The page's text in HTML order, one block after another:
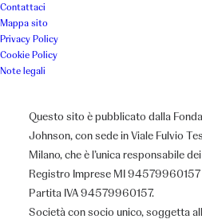
Contattaci
Mappa sito
Privacy Policy
Cookie Policy
Note legali
Questo sito è pubblicato dalla
Johnson, con sede in Viale Fulvio
Milano, che è l’unica responsabile
Registro Imprese MI 94579960157
Partita IVA 94579960157.
Società con socio unico, soggetta
Associazione
Associazione Tumori Toscana
Il Progetto
L’emergenza Coronavirus
condizione di fragilità e di